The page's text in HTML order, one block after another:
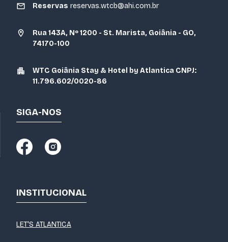
Reservas reservas.wtcb@ahi.com.br
Rua 143A, Nº 1200 - St. Marista, Goiânia - GO,
74170-100
WTC Goiânia Stay & Hotel by Atlantica CNPJ:
11.796.602/0020-86
SIGA-NOS
INSTITUCIONAL
LET'S ATLANTICA